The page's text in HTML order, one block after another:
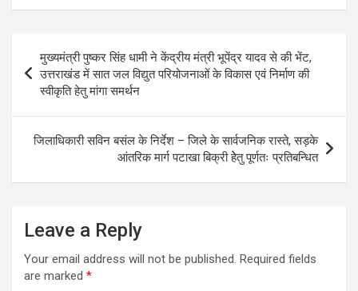
at
s
A
p
p
ce
o
o
k
e
gr
a
ail ar
e
navigation
मुख्यमंत्री पुष्कर सिंह धामी ने केंद्रीय मंत्री भूपेंद्र यादव से की भेंट,
उत्तराखंड में सात जल विद्युत परियोजनाओं के विकास एवं निर्माण की
स्वीकृति हेतु मांगा समर्थन
जिलाधिकारी सविन बसंल के निर्देश – जिले के सार्वजनिक रास्ते, सड़के
आंतरिक मार्ग पटाखा बिक्री हेेतु पूर्णतः प्रतिबन्धित
Leave a Reply
Your email address will not be published. Required fields
are marked *